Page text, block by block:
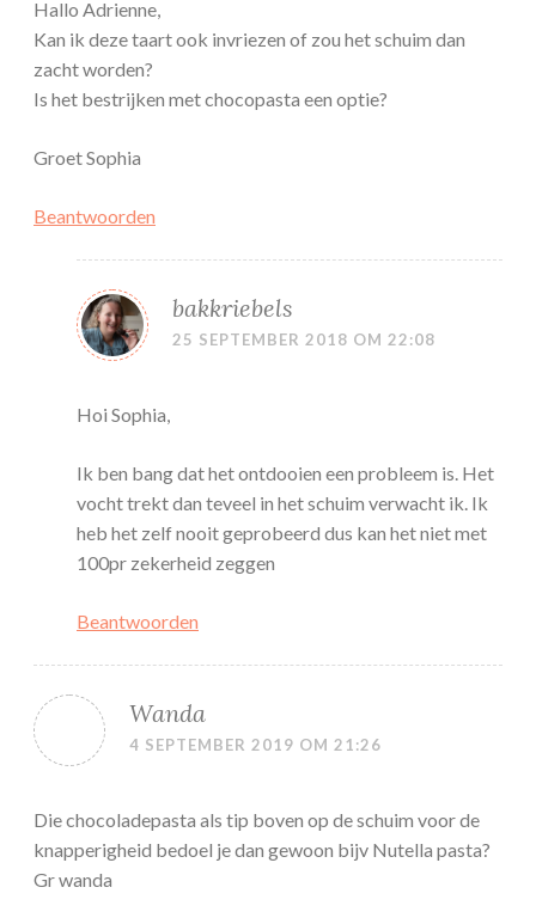
Hallo Adrienne,
Kan ik deze taart ook invriezen of zou het schuim dan
zacht worden?
Is het bestrijken met chocopasta een optie?
Groet Sophia
Beantwoorden
bakkriebels
25 SEPTEMBER 2018 OM 22:08
Hoi Sophia,
Ik ben bang dat het ontdooien een probleem is. Het
vocht trekt dan teveel in het schuim verwacht ik. Ik
heb het zelf nooit geprobeerd dus kan het niet met
100pr zekerheid zeggen
Beantwoorden
Wanda
4 SEPTEMBER 2019 OM 21:26
Die chocoladepasta als tip boven op de schuim voor de
knapperigheid bedoel je dan gewoon bijv Nutella pasta?
Gr wanda